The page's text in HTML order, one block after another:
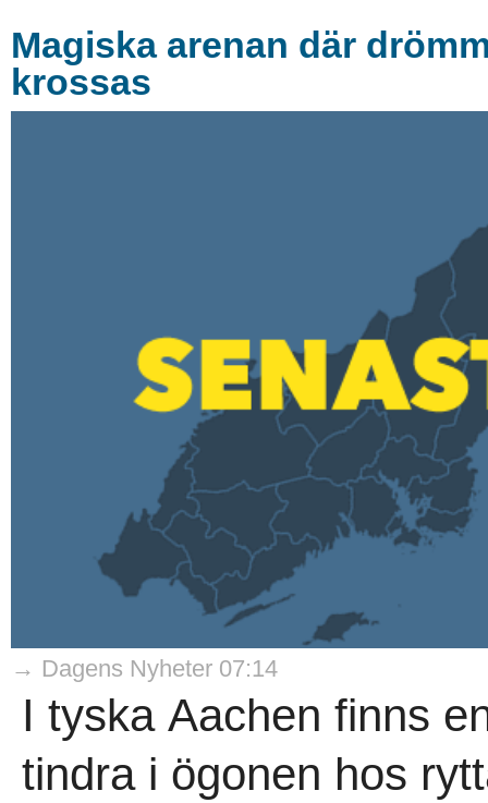
Magiska arenan där
krossas
→ Dagens Nyheter 07:14
I tyska Aachen finns
tindra i ögonen hos